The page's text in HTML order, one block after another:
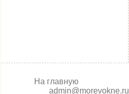
На главную
admin@morevokne.ru